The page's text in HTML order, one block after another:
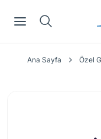
Ana Sayfa Özel